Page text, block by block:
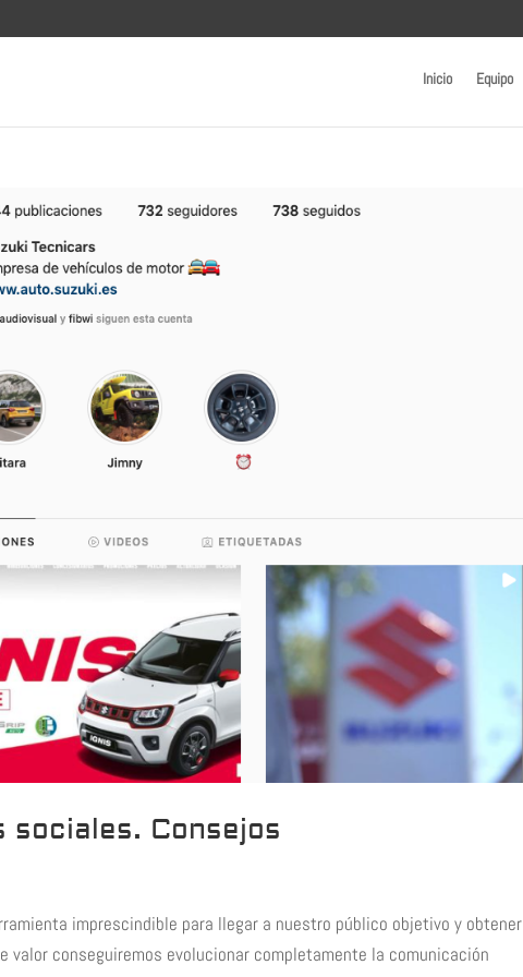
Inicio Equipo
sociales. Consejos
imprescindible para llegar a nuestro público objetivo y obtener
valor conseguiremos evolucionar completamente la comunicación